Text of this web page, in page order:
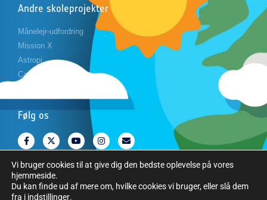
Andre skoleprojekter
Månelejr-udfordring
Mission X
Astropi
Cansat
Følg os
Copyright © Den Europæiske Rumorganisation. Alle rettigheder forbeholdes.
Vi bruger cookies til at give dig den bedste oplevelse på vores
hjemmeside.
Du kan finde ud af mere om, hvilke cookies vi bruger, eller slå dem
fra i indstillinger.